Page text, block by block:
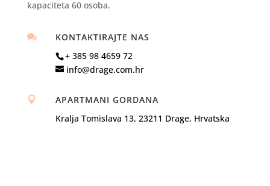
kapaciteta 60 osoba.

KONTAKTIRAJTE NAS
+ 385 98 4659 72
info@drage.com.hr

APARTMANI GORDANA
Kralja Tomislava 13, 23211 Drage, Hrvatska